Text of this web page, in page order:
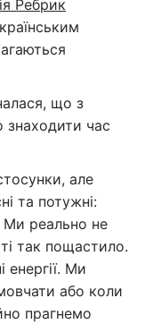
Ребрик
що з
знаходити час
але
та потужні:
реально не
так пощастило.
енергії. Ми
або коли
прагнемо